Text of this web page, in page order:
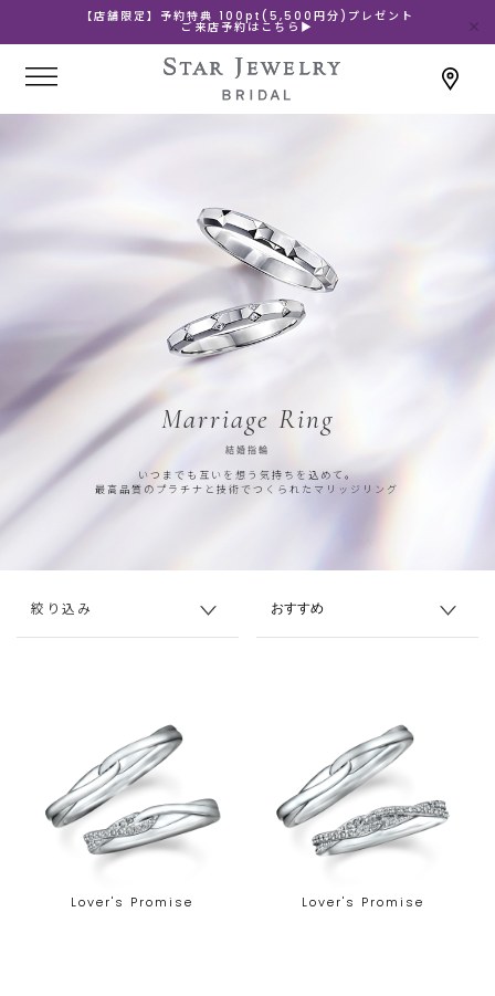
【店舗限定】予約特典 100pt(5,500円分)プレゼント
ご来店予約はこちら▶
Marriage Ring
結婚指輪
いつまでも互いを想う気持ちを込めて。
最高品質のプラチナと技術でつくられたマリッジリング
絞り込み
Lover's Promise Lover's Promise